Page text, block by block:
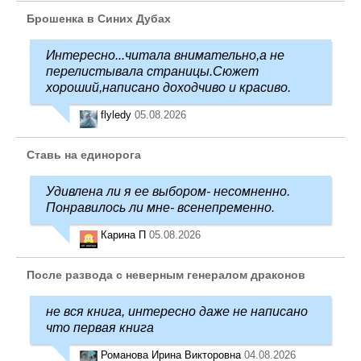
Брошенка в Синих Дубах
Интересно...читала внимательно,а не
перелистывала страницы.Сюжет
хороший,написано доходчиво и красиво.
flyledy 05.08.2026
Ставь на единорога
Удивлена ли я ее выбором- несомненно.
Понравилось ли мне- всенепременно.
Карина П 05.08.2026
После развода с неверным генералом драконов
не вся книга, интересно даже не написано
что первая книга
Романова Ирина Викторовна 04.08.2026